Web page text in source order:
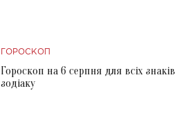
ГОРОСКОП
Гороскоп на 6 серпня для всіх знаків
зодіаку